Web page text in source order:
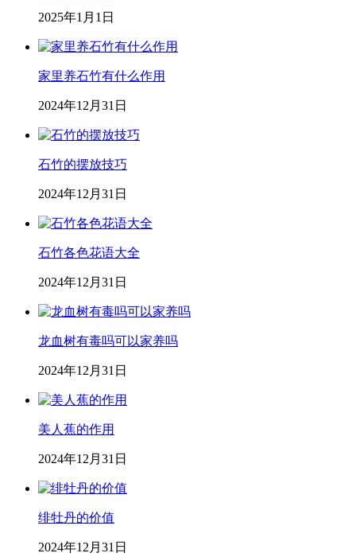
2025年1月1日
家里养石竹有什么作用
2024年12月31日
石竹的摆放技巧
2024年12月31日
石竹各色花语大全
2024年12月31日
龙血树有毒吗可以家养吗
2024年12月31日
美人蕉的作用
2024年12月31日
绯牡丹的价值
2024年12月31日